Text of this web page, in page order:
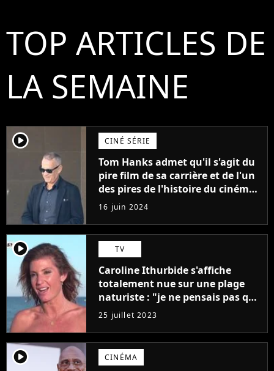
TOP ARTICLES DE
LA SEMAINE
player2 CINÉ SÉRIE
Tom Hanks admet qu'il s'agit du
pire film de sa carrière et de l'un
des pires de l'histoire du cinéma :
"L'un des films les plus
médiocres jamais réalisés"
16 juin 2024
player2 TV
Caroline Ithurbide s'affiche
totalement nue sur une plage
naturiste : "je ne pensais pas que
j'arriverais à le faire..."
25 juillet 2023
player2 CINÉMA